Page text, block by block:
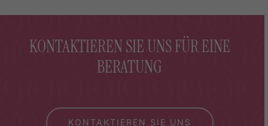
KONTAKTIEREN SIE UNS FÜR EINE
BERATUNG
KONTAKTIEREN SIE UNS